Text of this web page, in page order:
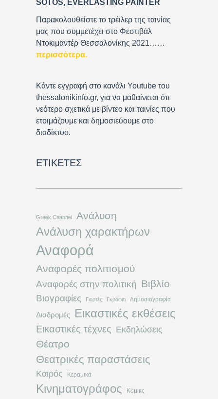
e
r
SOTOS, EVERLASTING PAINTER
Παρακολουθείστε το τρέιλερ της ταινίας
μας που συμμετέχει στο Φεστιβάλ
Ντοκιμαντέρ Θεσσαλονίκης 2021……
περισσότερα.
Κάντε εγγραφή στο κανάλι Youtube του
thessalonikinfo.gr, για να μαθαίνεται ότι
νεότερο σχετικά με βίντεο και ταινίες που
ετοιμάζουμε και δημοσιεύουμε στο
διαδίκτυο.
ΕΤΙΚΈΤΕΣ
Greek Channel Ανάλυση
Ανάλυση χαρακτήρων
Αναφορά
Αναφορές πολιτισμού
Αναφορές στην πολιτική Βιβλίο
Βιογραφίες Γιορτές Γκράφιτι Δημοσιογραφία
Διαδρομές Εικαστικές εκθέσεις
Εικαστικές τέχνες Εκδηλώσεις
Θέατρο
Θεατρικές παραστάσεις
Καιρός Κεραμικά
Κινηματογράφος Κόμικς